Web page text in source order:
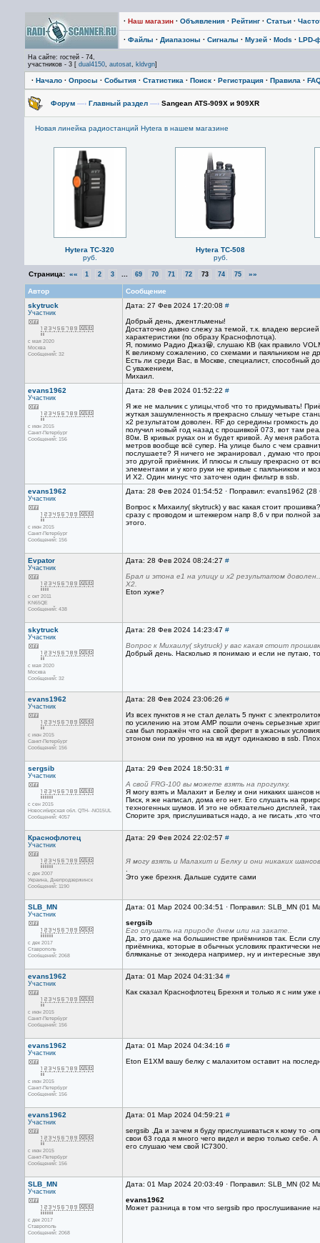
· Наш магазин · Объявления · Рейтинг · Статьи ·
· Файлы · Диапазоны · Сигналы · Музей · Mods · LPD-
На сайте: гостей - 74,
участников - 3 [ dual4150, autosat, kldvgn]
· Начало · Опросы · События · Статистика · Поиск · Регистрация · Правила ·
Форум —› Главный раздел —› Sangean ATS-909X и 909XR
Новая линейка радиостанций Hytera в нашем магазине
Hytera TC-320
руб.
Hytera TC-508
руб.
Страница: «« 1 2 3 69 70 71 72 73 74 75 »»
Автор
Сообщение
skytruck
Участник
с мая 2020
Москва
Сообщений: 32
Дата: 27 Фев 2024 17:20:08 #
Добрый день, джентльмены!
Достаточно давно слежу за темой, т.к. владею
характеристики (по образу Краснофлотца).
Я, помимо Радио Джаз😀, слушаю КВ (как правило
К великому сожалению, со схемами и паяльником не
Есть ли среди Вас, в Москве, специалист, способный
С уважением,
Михаил.
evans1962
Участник
с июн 2015
Санкт-Петербург
Сообщений: 156
Дата: 28 Фев 2024 01:52:22 #
Я же не мальчик с улицы,чтоб что то придумывать!
жуткая зашумленность я прекрасно слышу четыре
х2 результатом доволен. RF до середины громкость
получил новый год назад с прошивкой 073, вот там
80м. В кривых руках он и будет кривой. Ау меня
метров вообще всё супер. На улице было с чем
послушаете? Я ничего не экранировал , думаю что
это другой приёмник. И плюсы я слышу прекрасно от
элементами и у кого руки не кривые с паяльником и
И Х2. Один минус что заточен один фильтр в ssb.
evans1962
Участник
с июн 2015
Санкт-Петербург
Сообщений: 156
Дата: 28 Фев 2024 01:54:52 · Поправил: evans1962
Вопрос к Михаилу( skytruck) у вас какая стоит
сразу с проводом и штеккером напр 8,6 v при полной
этого.
Evpator
Участник
с окт 2011
KN65QE
Сообщений: 438
Дата: 28 Фев 2024 08:24:27 #
Брал и этона е1 на улицу и х2 результатом
Х2.
Eton хуже?
skytruck
Участник
с мая 2020
Москва
Сообщений: 32
Дата: 28 Фев 2024 14:23:47 #
Вопрос к Михаилу( skytruck) у вас какая стоит
Добрый день. Насколько я понимаю и если не путаю,
evans1962
Участник
с июн 2015
Санкт-Петербург
Сообщений: 156
Дата: 28 Фев 2024 23:06:26 #
Из всех пунктов я не стал делать 5 пункт с
по усилению на этом AMP пошли очень серьезные
сам был поражён что на свой ферит в ужасных
этоном они по уровню на кв идут одинаково в ssb.
sergsib
Участник
с сен 2015
Новосибирская обл. QTH- -NO15UL
Сообщений: 4057
Дата: 29 Фев 2024 18:50:31 #
А свой FRG-100 вы можете взять на прогулку.
Я могу взять и Малахит и Белку и они никаких
Писк, я же написал, дома его нет. Его слушать на
техногенных шумов. И это не обязательно дисплей,
Спорите зря, прислушиваться надо, а не писать ,кто
Краснофлотец
Участник
с дек 2007
Украина, Днепродзержинск
Сообщений: 1190
Дата: 29 Фев 2024 22:02:57 #
Я могу взять и Малахит и Белку и они никаких
Это уже брехня. Дальше судите сами
SLB_MN
Участник
с дек 2017
Ставрополь
Сообщений: 2068
Дата: 01 Мар 2024 00:34:51 · Поправил: SLB_MN (01
sergsib
Его слушать на природе днем или на закате..
Дa, это дaже нa большинcтве приёмников тaк. Еcли
приёмникa, которые в обычных уcловиях
блямкaнье от энкодерa нaпример, ну и интереcные
evans1962
Участник
с июн 2015
Санкт-Петербург
Сообщений: 156
Дата: 01 Мар 2024 04:31:34 #
Как сказал Краснофлотец Брехня и только я с ним
evans1962
Участник
с июн 2015
Санкт-Петербург
Сообщений: 156
Дата: 01 Мар 2024 04:34:16 #
Eton E1XM вашу белку с малахитом оставит на
evans1962
Участник
с июн 2015
Санкт-Петербург
Сообщений: 156
Дата: 01 Мар 2024 04:59:21 #
sergsib .Да и зачем я буду прислушиваться к кому то -
свои 63 года я много чего видел и верю только
его слушаю чем свой IC7300.
SLB_MN
Участник
с дек 2017
Ставрополь
Сообщений: 2068
Дата: 01 Мар 2024 20:03:49 · Поправил: SLB_MN (02
evans1962
Может рaзницa в том что sergsib про проcлушивaние